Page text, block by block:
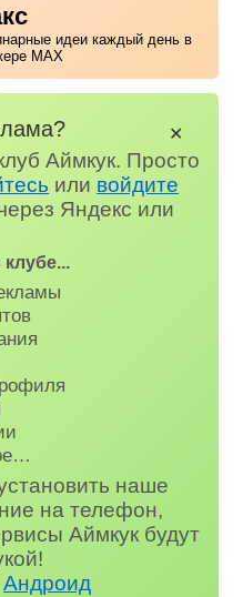
идеи каждый день в
MAX
Аймкук. Просто
или войдите
Яндекс или
клубе...
наше
на телефон,
Аймкук будут
Андроид
✕